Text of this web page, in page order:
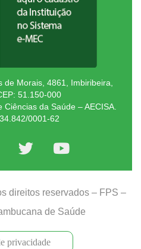
de Morais, 4861, Imbiribeira,
51.150-000
da Saúde – AECISA.
0001-62
direitos reservados – FPS –
de Saúde
privacidade